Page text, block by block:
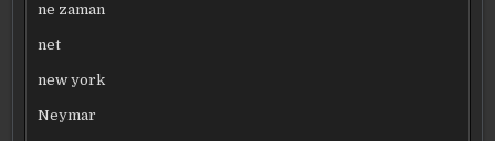
ne zaman
net
new york
Neymar